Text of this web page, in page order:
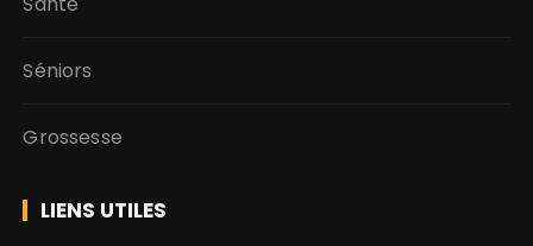
Séniors
Grossesse
LIENS UTILES